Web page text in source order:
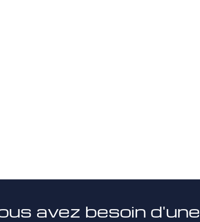
avez besoin d'une